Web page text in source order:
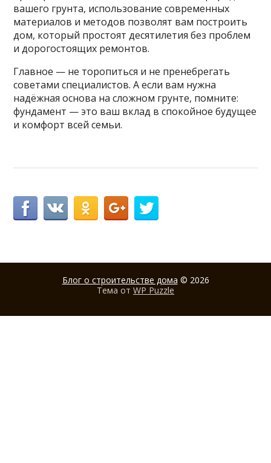
вашего грунта, использование современных
материалов и методов позволят вам построить
дом, который простоят десятилетия без проблем
и дорогостоящих ремонтов.
Главное — не торопиться и не пренебрегать
советами специалистов. А если вам нужна
надёжная основа на сложном грунте, помните:
фундамент — это ваш вклад в спокойное будущее
и комфорт всей семьи.
Блог о строительстве дома © 2026
Тема от WP Puzzle